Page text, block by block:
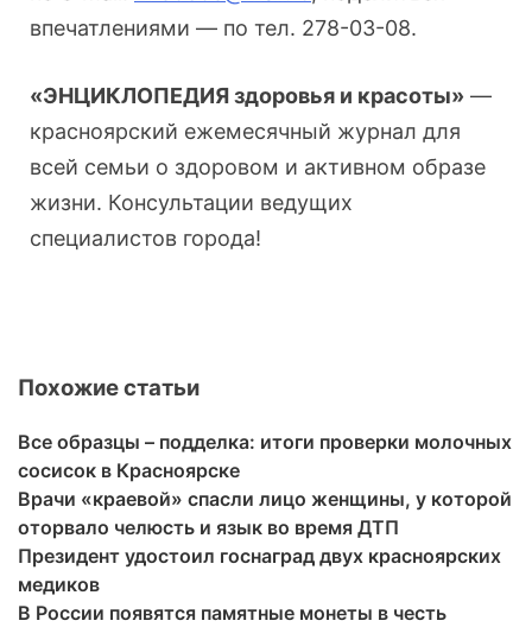
впечатлениями — по тел. 278-03-08.
«ЭНЦИКЛОПЕДИЯ здоровья и красоты» —
красноярский ежемесячный журнал для
всей семьи о здоровом и активном образе
жизни. Консультации ведущих
специалистов города!
Похожие статьи
Все образцы – подделка: итоги проверки молочных
сосисок в Красноярске
Врачи «краевой» спасли лицо женщины, у которой
оторвало челюсть и язык во время ДТП
Президент удостоил госнаград двух красноярских
медиков
В России появятся памятные монеты в честь